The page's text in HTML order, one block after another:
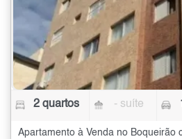
2 quartos - suíte
Apartamento à Venda no Boqueirão